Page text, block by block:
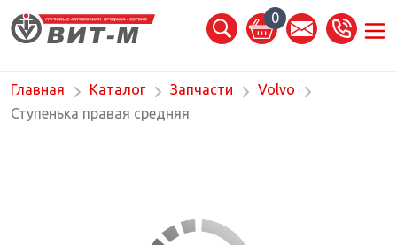
0
Главная Каталог Запчасти
Volvo
Ступенька правая средняя